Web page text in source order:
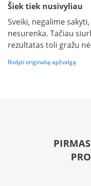
Šiek tiek nusivyliau
Sveiki, negalime
nesurenka. Tačiau
rezultatas toli gražu
Rodyti originalią apžvalgą